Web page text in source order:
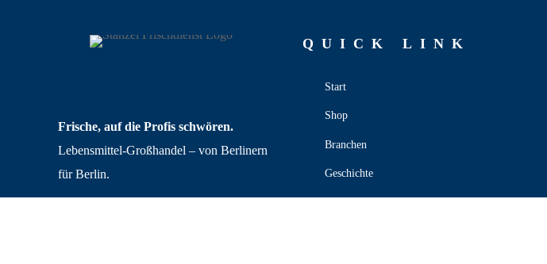
Frische, auf die Profis schwören.
Lebensmittel‑Großhandel – von Berlinern
für Berlin.
QUICK LINK
Start
Shop
Branchen
Geschichte